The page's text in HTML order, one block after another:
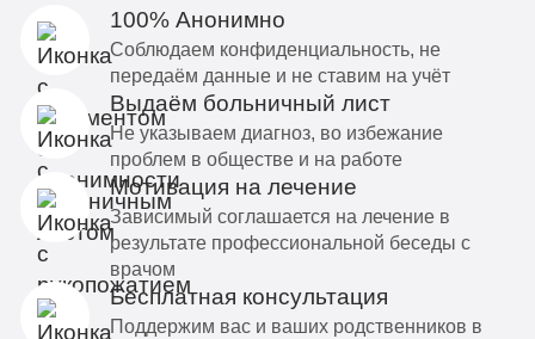
100% Анонимно
Соблюдаем конфиденциальность, не
передаём данные и не ставим на учёт
Выдаём больничный лист
Не указываем диагноз, во избежание
проблем в обществе и на работе
Мотивация на лечение
Зависимый соглашается на лечение в
результате профессиональной беседы с
врачом
Бесплатная консультация
Поддержим вас и ваших родственников в